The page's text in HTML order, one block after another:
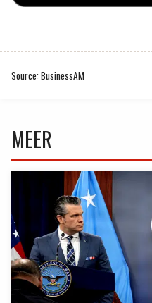
Source: BusinessAM
MEER